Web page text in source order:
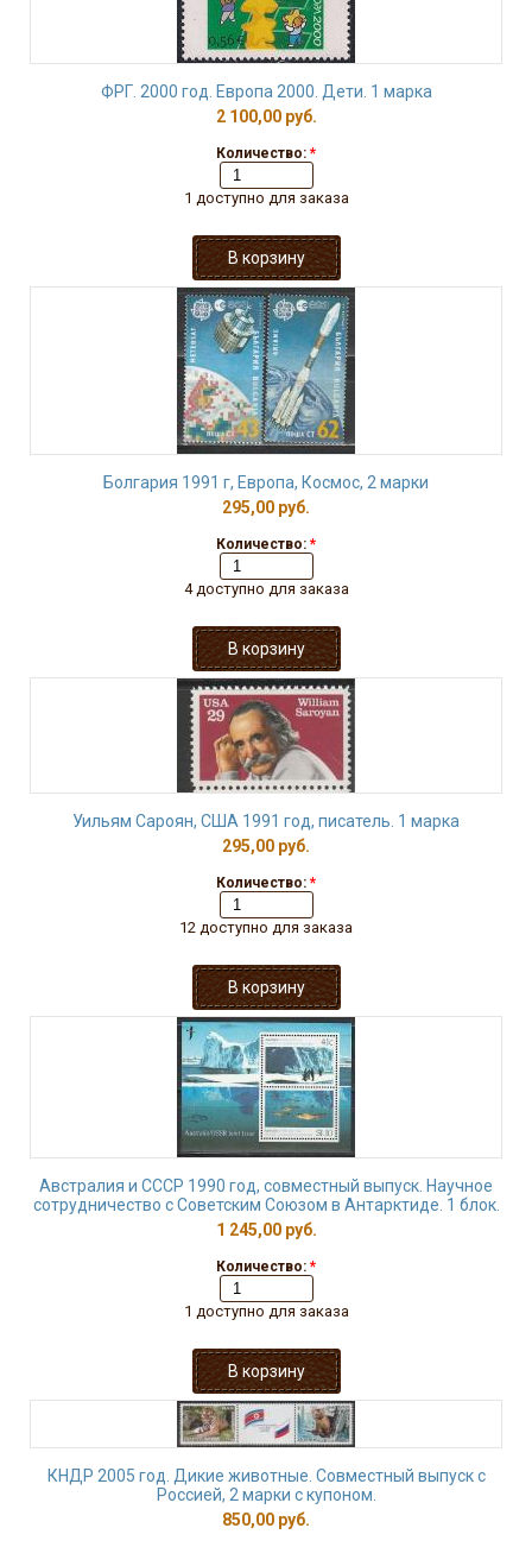
ФРГ. 2000 год. Европа 2000. Дети. 1 марка
2 100,00 руб.
Количество: *
1 доступно для заказа
Болгария 1991 г, Европа, Космос, 2 марки
295,00 руб.
Количество: *
4 доступно для заказа
Уильям Сароян, США 1991 год, писатель. 1 марка
295,00 руб.
Количество: *
12 доступно для заказа
Австралия и СССР 1990 год, совместный выпуск. Научное
сотрудничество с Советским Союзом в Антарктиде. 1 блок.
1 245,00 руб.
Количество: *
1 доступно для заказа
КНДР 2005 год. Дикие животные. Совместный выпуск с
Россией, 2 марки с купоном.
850,00 руб.